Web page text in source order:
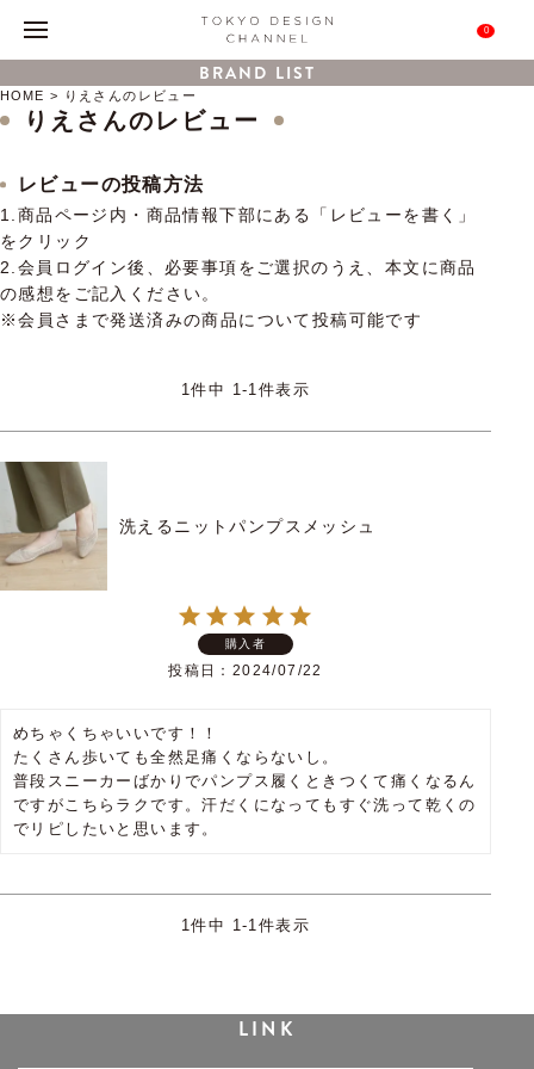
0
BRAND LIST
HOME りえさんのレビュー
りえさんのレビュー
レビューの投稿方法
1.商品ページ内・商品情報下部にある「レビューを書く」
をクリック
2.会員ログイン後、必要事項をご選択のうえ、本文に商品
の感想をご記入ください。
※会員さまで発送済みの商品について投稿可能です
1件中 1-1件表示
洗えるニットパンプスメッシュ
購入者
投稿日 2024/07/22
めちゃくちゃいいです！！
たくさん歩いても全然足痛くならないし。
普段スニーカーばかりでパンプス履くときつくて痛くなるん
ですがこちらラクです。汗だくになってもすぐ洗って乾くの
でリピしたいと思います。
1件中 1-1件表示
LINK